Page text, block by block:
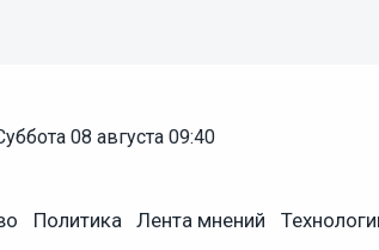
суббота 08 августа 09:40
Политика Лента мнений
на своем садовом